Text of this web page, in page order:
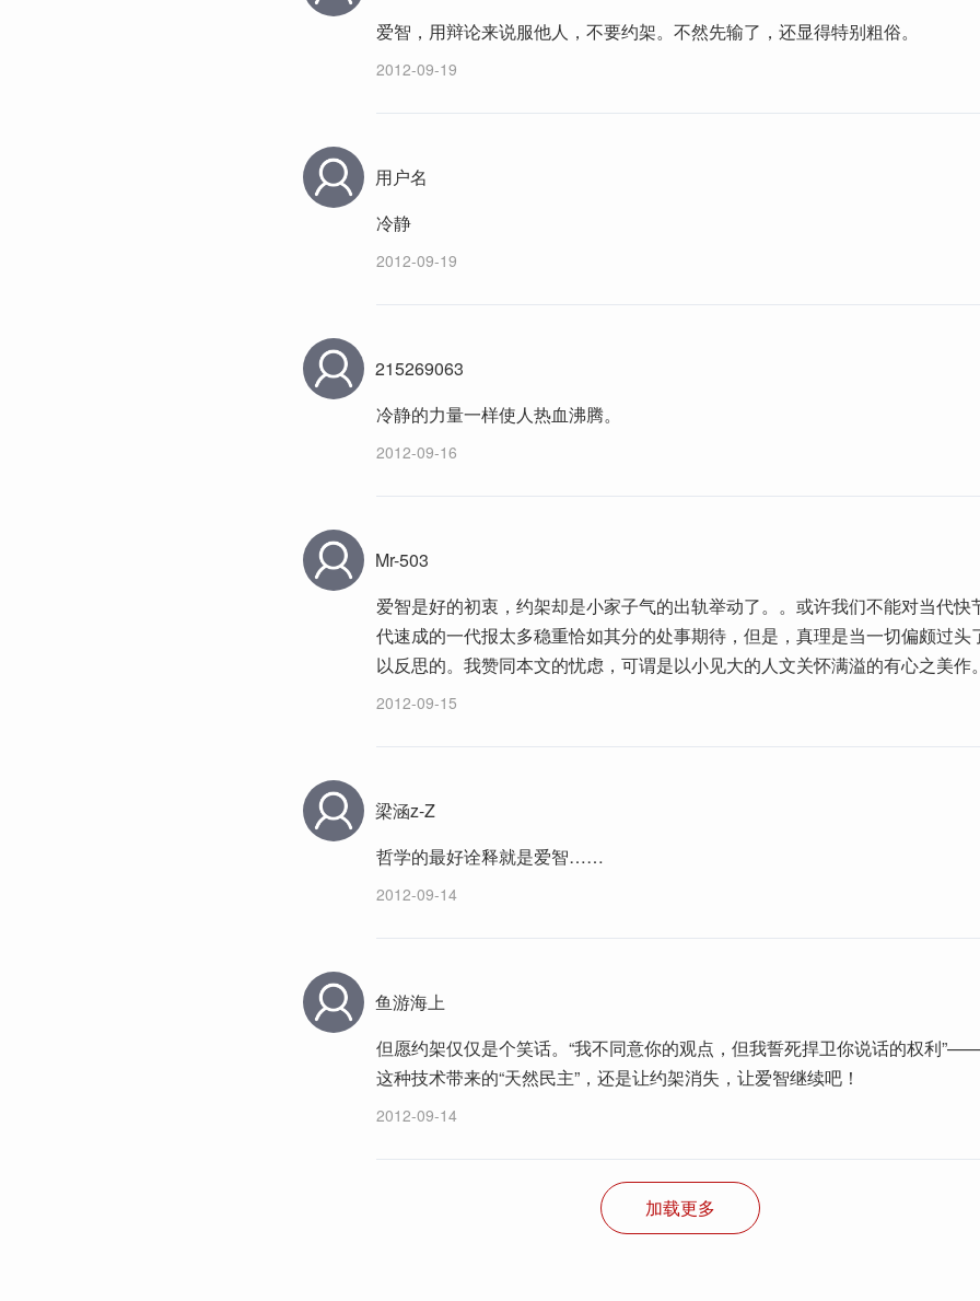
爱智，用辩论来说服他人，不要约架。不然先输了，还显得特别粗俗。
2012-09-19
用户名
冷静
2012-09-19
215269063
冷静的力量一样使人热血沸腾。
2012-09-16
Mr-503
爱智是好的初衷，约架却是小家子气的出轨举动了。。或许我们不能对当代快
代速成的一代报太多稳重恰如其分的处事期待，但是，真理是当一切偏颇过头
以反思的。我赞同本文的忧虑，可谓是以小见大的人文关怀满溢的有心之美作。
2012-09-15
梁涵z-Z
哲学的最好诠释就是爱智……
2012-09-14
鱼游海上
但愿约架仅仅是个笑话。“我不同意你的观点，但我誓死捍卫你说话的权利
这种技术带来的“天然民主”，还是让约架消失，让爱智继续吧！
2012-09-14
加载更多